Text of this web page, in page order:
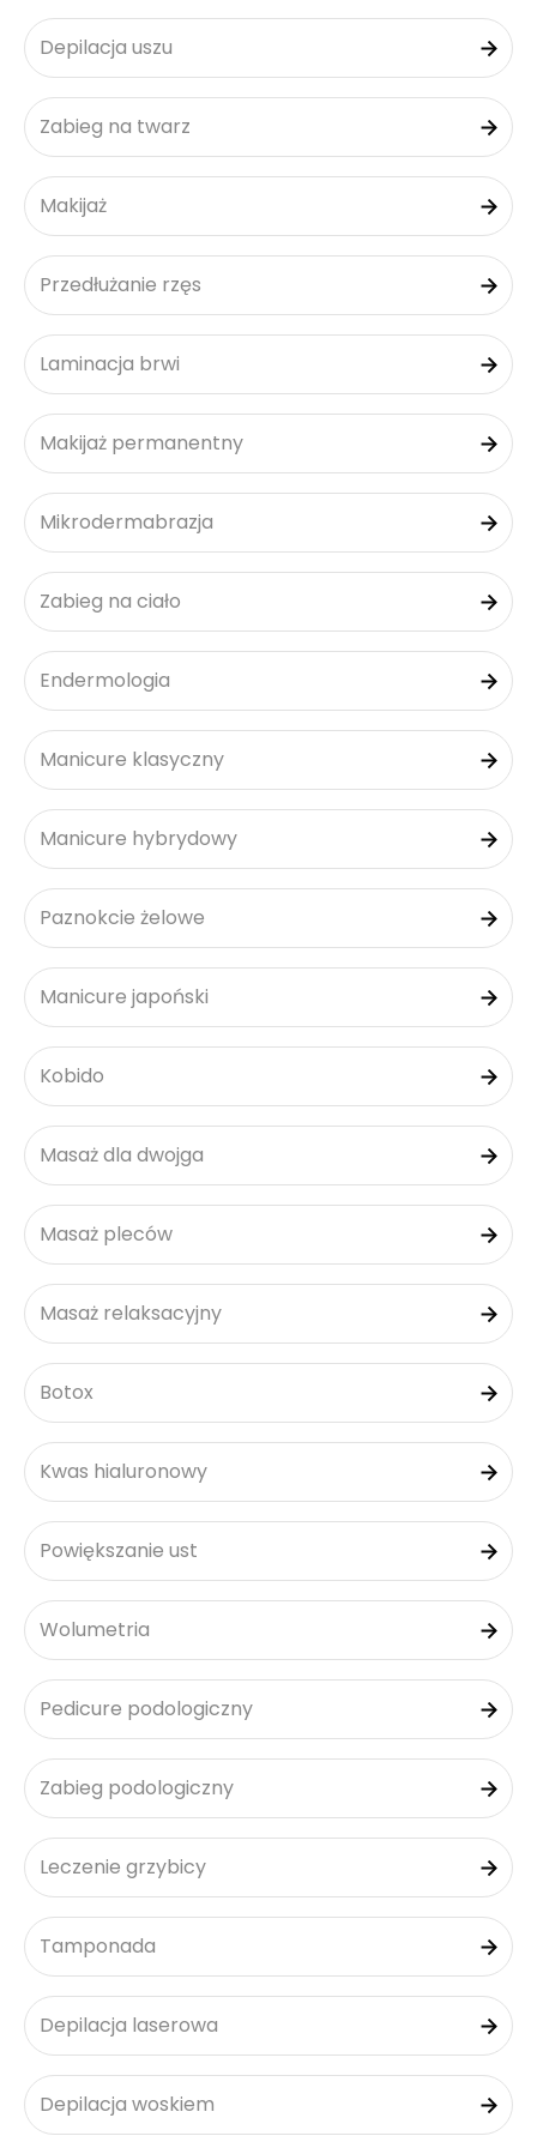
Depilacja uszu
Zabieg na twarz
Makijaż
Przedłużanie rzęs
Laminacja brwi
Makijaż permanentny
Mikrodermabrazja
Zabieg na ciało
Endermologia
Manicure klasyczny
Manicure hybrydowy
Paznokcie żelowe
Manicure japoński
Kobido
Masaż dla dwojga
Masaż pleców
Masaż relaksacyjny
Botox
Kwas hialuronowy
Powiększanie ust
Wolumetria
Pedicure podologiczny
Zabieg podologiczny
Leczenie grzybicy
Tamponada
Depilacja laserowa
Depilacja woskiem